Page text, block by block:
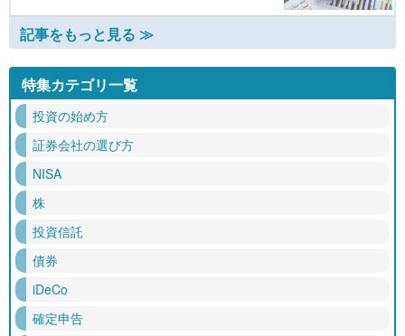
記事をもっと見る ≫
特集カテゴリ一覧
投資の始め方
証券会社の選び方
NISA
株
投資信託
債券
iDeCo
確定申告